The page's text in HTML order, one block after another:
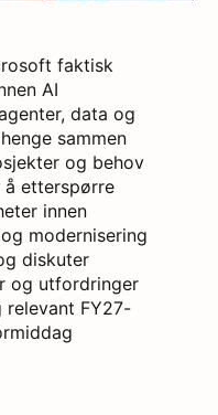
faktisk
AI
data og
sammen
og behov
å etterspørre
innen
modernisering
diskuter
og utfordringer
relevant FY27-